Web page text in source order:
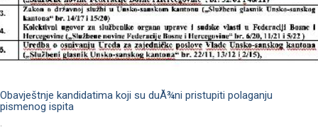
Obavještnje kandidatima koji su duÅ¾ni pristupiti polaganju
pismenog ispita